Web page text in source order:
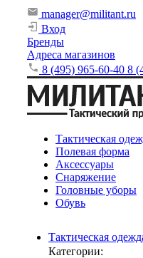
manager@militant.ru
Вход
Бренды
Адреса магазинов
8 (495) 965-60-40 8
Тактическая
Полевая форма
Аксессуары
Снаряжение
Головные уборы
Обувь
Тактическая
Категории: